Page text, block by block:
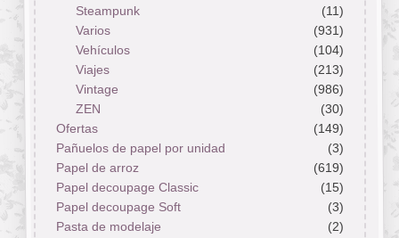
Steampunk
(11)
Varios
(931)
Vehículos
(104)
Viajes
(213)
Vintage
(986)
ZEN
(30)
Ofertas
(149)
Pañuelos de papel por unidad
(3)
Papel de arroz
(619)
Papel decoupage Classic
(15)
Papel decoupage Soft
(3)
Pasta de modelaje
(2)